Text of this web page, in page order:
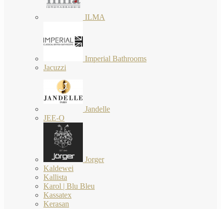
ILMA
Imperial Bathrooms
Jacuzzi
Jandelle
JEE-O
Jorger
Kaldewei
Kallista
Karol | Blu Bleu
Kassatex
Kerasan